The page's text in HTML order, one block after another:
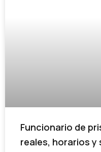
Funcionario de
reales, horarios y